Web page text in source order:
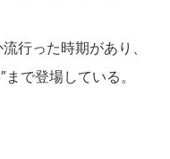
行った時期があり、
で登場している。